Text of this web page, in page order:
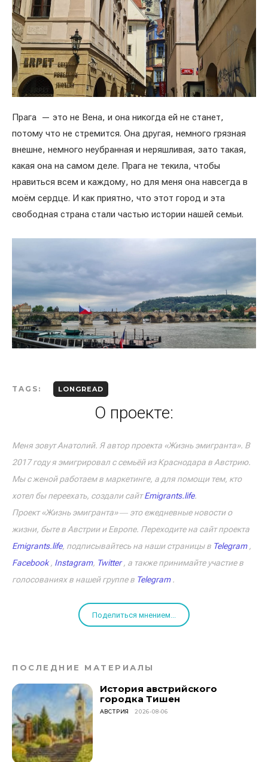
Прага — это не Вена, и она никогда ей не станет,
потому что не стремится. Она другая, немного грязная
внешне, немного неубранная и неряшливая, зато такая,
какая она на самом деле. Прага не текила, чтобы
нравиться всем и каждому, но для меня она навсегда в
моём сердце. И как приятно, что этот город и эта
свободная страна стали частью истории нашей семьи.
TAGS: LONGREAD
О проекте:
Меня зовут Анатолий. Я автор проекта «Жизнь эмигранта». В
2017 году я эмигрировал с семьёй из Краснодара в Австрию.
Мы с женой работаем в маркетинге, а для помощи тем, кто
хотел бы переехать, создали сайтEmigrants.life.
Проект «Жизнь эмигранта» ― это ежедневные новости о
жизни, быте в Австрии и Европе. Переходите на сайт проекта
Emigrants.life, подписывайтесь на наши страницы в Telegram,
Facebook, Instagram, Twitter, а также принимайте участие в
голосованиях в нашей группе в Telegram.
Поделиться мнением...
ПОСЛЕДНИЕ МАТЕРИАЛЫ
История австрийского
городка Тишен
АВСТРИЯ 2026-08-06